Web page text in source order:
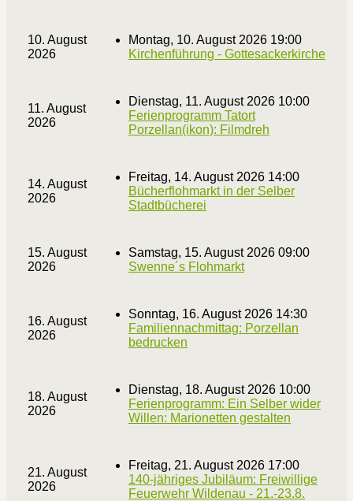
10. August
2026
Montag, 10. August 2026 19:00
Kirchenführung - Gottesackerkirche
11. August
2026
Dienstag, 11. August 2026 10:00
Ferienprogramm Tatort
Porzellan(ikon): Filmdreh
14. August
2026
Freitag, 14. August 2026 14:00
Bücherflohmarkt in der Selber
Stadtbücherei
15. August
2026
Samstag, 15. August 2026 09:00
Swenne´s Flohmarkt
16. August
2026
Sonntag, 16. August 2026 14:30
Familiennachmittag: Porzellan
bedrucken
18. August
2026
Dienstag, 18. August 2026 10:00
Ferienprogramm: Ein Selber wider
Willen: Marionetten gestalten
21. August
2026
Freitag, 21. August 2026 17:00
140-jähriges Jubiläum: Freiwillige
Feuerwehr Wildenau - 21.-23.8.